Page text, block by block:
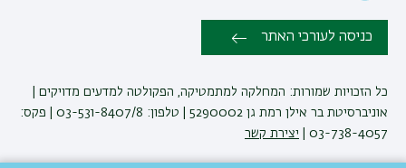
כניסה לעורכי האתר
כל הזכויות שמורות: המחלקה למתמטיקה, הפקולטה למדעים מדויקים |
אוניברסיטת בר אילן רמת גן 5290002 | טלפון: 03-531-8407/8 | פקס:
03-738-4057 |
יצירת קשר